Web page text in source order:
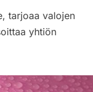
tarjoaa valojen
yhtiön